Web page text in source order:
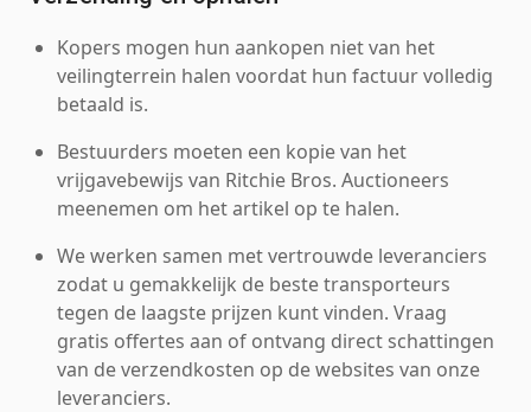
Kopers mogen hun aankopen niet van het
veilingterrein halen voordat hun factuur volledig
betaald is.
Bestuurders moeten een kopie van het
vrijgavebewijs van Ritchie Bros. Auctioneers
meenemen om het artikel op te halen.
We werken samen met vertrouwde leveranciers
zodat u gemakkelijk de beste transporteurs
tegen de laagste prijzen kunt vinden. Vraag
gratis offertes aan of ontvang direct schattingen
van de verzendkosten op de websites van onze
leveranciers.